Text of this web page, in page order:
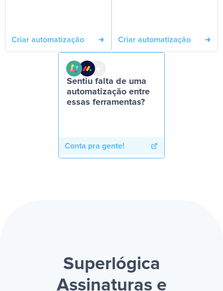
Criar automatização Criar automatização
Sentiu falta de uma
automatização entre
essas ferramentas?
Conta pra gente!
Superlógica
Assinaturas e